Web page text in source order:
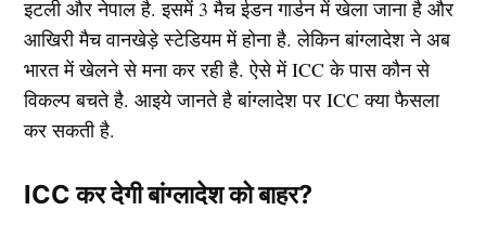
इटली और नेपाल है. इसमें 3 मैच ईडन गार्डन में खेला जाना है और
आखिरी मैच वानखेड़े स्टेडियम में होना है. लेकिन बांग्लादेश ने अब
भारत में खेलने से मना कर रही है. ऐसे में ICC के पास कौन से
विकल्प बचते है. आइये जानते है बांग्लादेश पर ICC क्या फैसला
कर सकती है.
ICC कर देगी बांग्लादेश को बाहर?